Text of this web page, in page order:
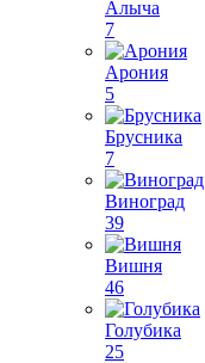
Алыча
7
Арония
5
Брусника
7
Виноград
39
Вишня
46
Голубика
25